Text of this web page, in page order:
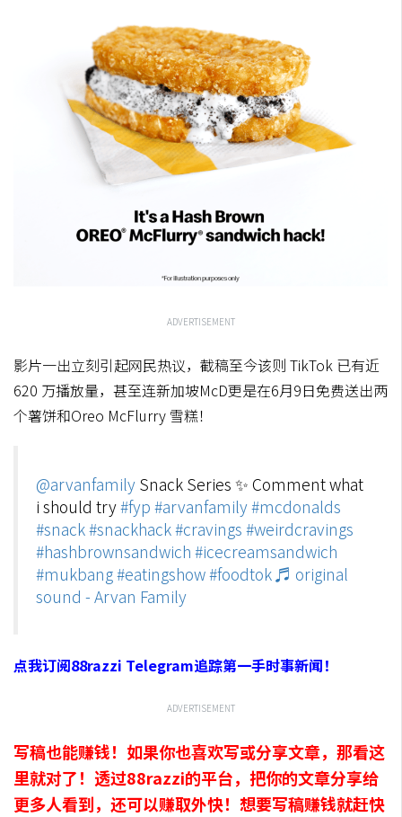
ADVERTISEMENT
影片一出立刻引起网民热议，截稿至今该则 TikTok 已有近
620 万播放量，甚至连新加坡McD更是在6月9日免费送出两
个薯饼和Oreo McFlurry 雪糕！
@arvanfamily Snack Series ✨ Comment what
i should try#fyp #arvanfamily#mcdonalds
#snack#snackhack#cravings #weirdcravings
#hashbrownsandwich #icecreamsandwich
#mukbang#eatingshow#foodtok♬ original
sound - Arvan Family
点我订阅88razzi Telegram追踪第一手时事新闻！
ADVERTISEMENT
写稿也能赚钱！如果你也喜欢写或分享文章，那看这
里就对了！透过88razzi的平台，把你的文章分享给
更多人看到，还可以赚取外快！想要写稿赚钱就赶快